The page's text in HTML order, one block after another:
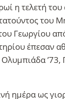
η τελετή
του
Γεωργίου
έπεσαν
ημέρα ως